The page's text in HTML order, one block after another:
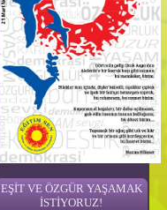
EŞİT VE ÖZGÜR YAŞAMAK
İSTİYORUZ!